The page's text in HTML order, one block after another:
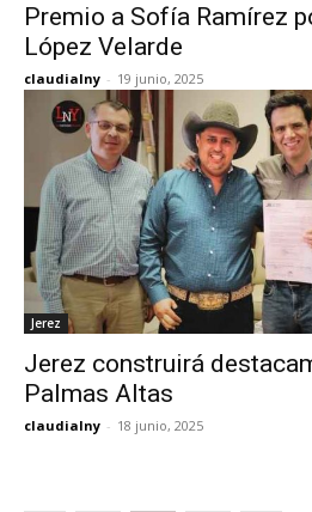
Premio a Sofía Ramírez
López Velarde
claudialny - 19 junio, 2025
Jerez
Jerez construirá
Palmas Altas
claudialny - 18 junio, 2025